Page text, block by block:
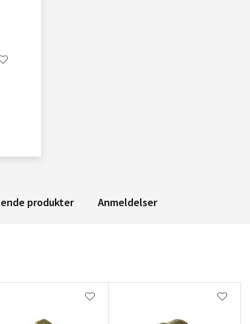
produkter Anmeldelser